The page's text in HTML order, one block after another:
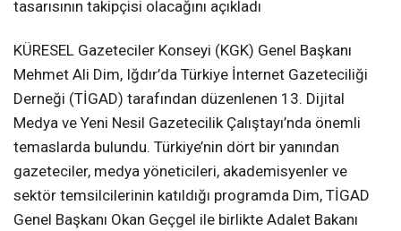
tasarısının takipçisi olacağını açıkladı
KÜRESEL Gazeteciler Konseyi (KGK) Genel Başkanı
Mehmet Ali Dim, Iğdır’da Türkiye İnternet Gazeteciliği
Derneği (TİGAD) tarafından düzenlenen 13. Dijital
Medya ve Yeni Nesil Gazetecilik Çalıştayı’nda önemli
temaslarda bulundu. Türkiye’nin dört bir yanından
gazeteciler, medya yöneticileri, akademisyenler ve
sektör temsilcilerinin katıldığı programda Dim, TİGAD
Genel Başkanı Okan Geçgel ile birlikte Adalet Bakanı